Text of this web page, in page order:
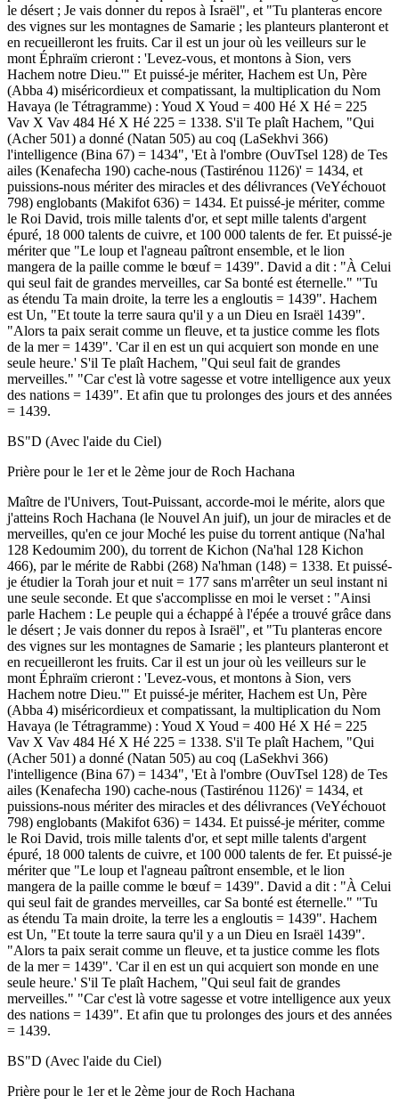
le désert ; Je vais donner du repos à Israël", et "Tu planteras encore
des vignes sur les montagnes de Samarie ; les planteurs planteront et
en recueilleront les fruits. Car il est un jour où les veilleurs sur le
mont Éphraïm crieront : 'Levez-vous, et montons à Sion, vers
Hachem notre Dieu.'" Et puissé-je mériter, Hachem est Un, Père
(Abba 4) miséricordieux et compatissant, la multiplication du Nom
Havaya (le Tétragramme) : Youd X Youd = 400 Hé X Hé = 225
Vav X Vav 484 Hé X Hé 225 = 1338. S'il Te plaît Hachem, "Qui
(Acher 501) a donné (Natan 505) au coq (LaSekhvi 366)
l'intelligence (Bina 67) = 1434", 'Et à l'ombre (OuvTsel 128) de Tes
ailes (Kenafecha 190) cache-nous (Tastirénou 1126)' = 1434, et
puissions-nous mériter des miracles et des délivrances (VeYéchouot
798) englobants (Makifot 636) = 1434. Et puissé-je mériter, comme
le Roi David, trois mille talents d'or, et sept mille talents d'argent
épuré, 18 000 talents de cuivre, et 100 000 talents de fer. Et puissé-je
mériter que "Le loup et l'agneau paîtront ensemble, et le lion
mangera de la paille comme le bœuf = 1439". David a dit : "À Celui
qui seul fait de grandes merveilles, car Sa bonté est éternelle." "Tu
as étendu Ta main droite, la terre les a engloutis = 1439". Hachem
est Un, "Et toute la terre saura qu'il y a un Dieu en Israël 1439".
"Alors ta paix serait comme un fleuve, et ta justice comme les flots
de la mer = 1439". 'Car il en est un qui acquiert son monde en une
seule heure.' S'il Te plaît Hachem, "Qui seul fait de grandes
merveilles." "Car c'est là votre sagesse et votre intelligence aux yeux
des nations = 1439". Et afin que tu prolonges des jours et des années
= 1439.
BS"D (Avec l'aide du Ciel)
Prière pour le 1er et le 2ème jour de Roch Hachana
Maître de l'Univers, Tout-Puissant, accorde-moi le mérite, alors que
j'atteins Roch Hachana (le Nouvel An juif), un jour de miracles et de
merveilles, qu'en ce jour Moché les puise du torrent antique (Na'hal
128 Kedoumim 200), du torrent de Kichon (Na'hal 128 Kichon
466), par le mérite de Rabbi (268) Na'hman (148) = 1338. Et puissé-
je étudier la Torah jour et nuit = 177 sans m'arrêter un seul instant ni
une seule seconde. Et que s'accomplisse en moi le verset : "Ainsi
parle Hachem : Le peuple qui a échappé à l'épée a trouvé grâce dans
le désert ; Je vais donner du repos à Israël", et "Tu planteras encore
des vignes sur les montagnes de Samarie ; les planteurs planteront et
en recueilleront les fruits. Car il est un jour où les veilleurs sur le
mont Éphraïm crieront : 'Levez-vous, et montons à Sion, vers
Hachem notre Dieu.'" Et puissé-je mériter, Hachem est Un, Père
(Abba 4) miséricordieux et compatissant, la multiplication du Nom
Havaya (le Tétragramme) : Youd X Youd = 400 Hé X Hé = 225
Vav X Vav 484 Hé X Hé 225 = 1338. S'il Te plaît Hachem, "Qui
(Acher 501) a donné (Natan 505) au coq (LaSekhvi 366)
l'intelligence (Bina 67) = 1434", 'Et à l'ombre (OuvTsel 128) de Tes
ailes (Kenafecha 190) cache-nous (Tastirénou 1126)' = 1434, et
puissions-nous mériter des miracles et des délivrances (VeYéchouot
798) englobants (Makifot 636) = 1434. Et puissé-je mériter, comme
le Roi David, trois mille talents d'or, et sept mille talents d'argent
épuré, 18 000 talents de cuivre, et 100 000 talents de fer. Et puissé-je
mériter que "Le loup et l'agneau paîtront ensemble, et le lion
mangera de la paille comme le bœuf = 1439". David a dit : "À Celui
qui seul fait de grandes merveilles, car Sa bonté est éternelle." "Tu
as étendu Ta main droite, la terre les a engloutis = 1439". Hachem
est Un, "Et toute la terre saura qu'il y a un Dieu en Israël 1439".
"Alors ta paix serait comme un fleuve, et ta justice comme les flots
de la mer = 1439". 'Car il en est un qui acquiert son monde en une
seule heure.' S'il Te plaît Hachem, "Qui seul fait de grandes
merveilles." "Car c'est là votre sagesse et votre intelligence aux yeux
des nations = 1439". Et afin que tu prolonges des jours et des années
= 1439.
BS"D (Avec l'aide du Ciel)
Prière pour le 1er et le 2ème jour de Roch Hachana